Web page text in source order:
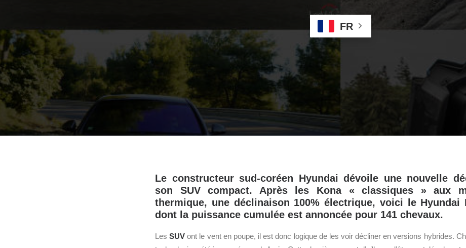
FR
Le constructeur sud-coréen Hyundai dévoile une nouvelle
son SUV compact. Après les Kona « classiques » aux
thermique, une déclinaison 100% électrique, voici le Hyundai
dont la puissance cumulée est annoncée pour 141 chevaux.
LesSUV ont le vent en poupe, il est donc logique de les voir décliner en versions hybrides.